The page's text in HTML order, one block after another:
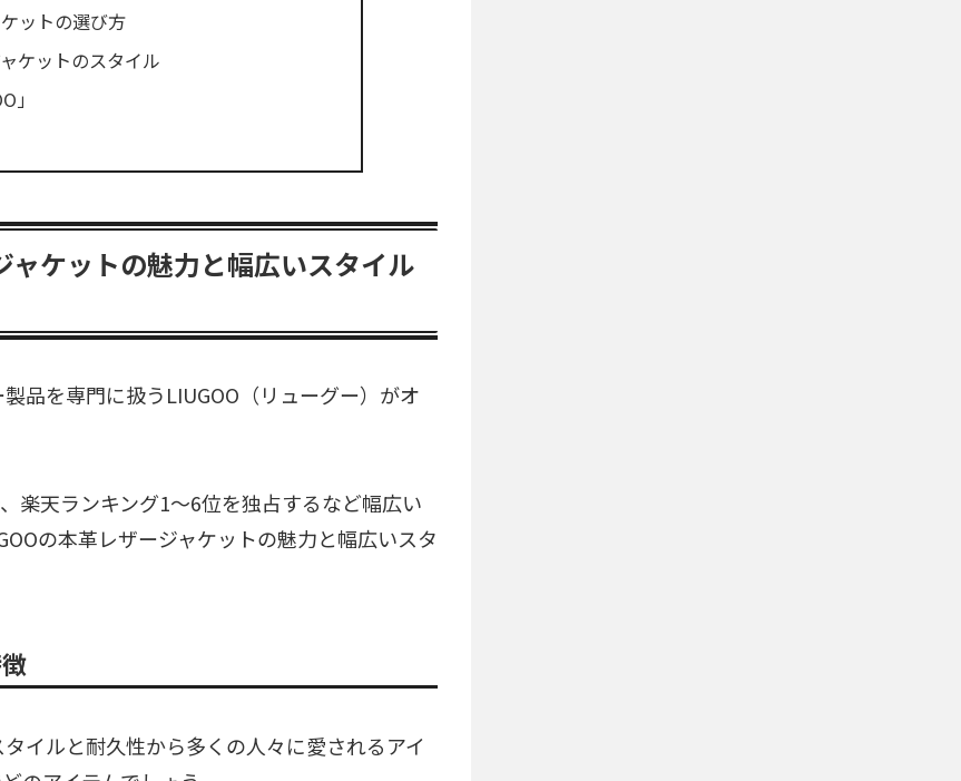
ットの選び方
ケットのスタイル
」
ケットの魅力と幅広いスタイル
品を専門に扱うLIUGOO（リューグー）がオ
楽天ランキング1〜6位を独占するなど幅広い
の本革レザージャケットの魅力と幅広いスタ
イルと耐久性から多くの人々に愛されるアイ